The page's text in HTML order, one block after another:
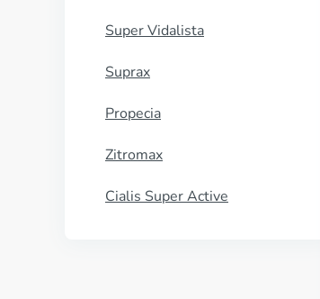
Super Vidalista
Suprax
Propecia
Zitromax
Cialis Super Active